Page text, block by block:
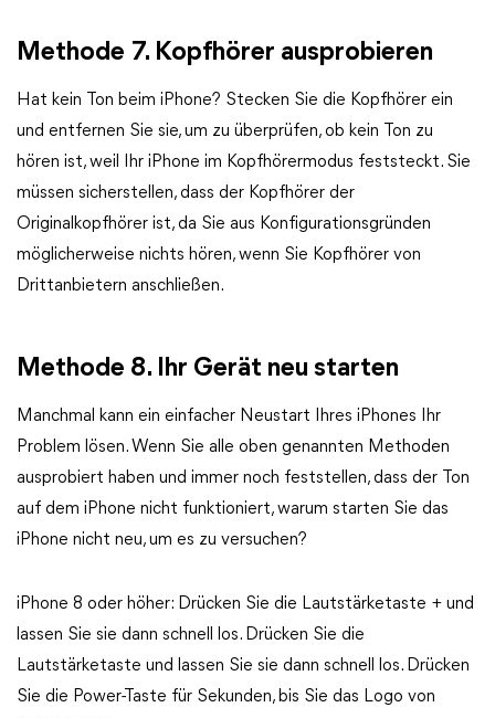
Methode 7. Kopfhörer ausprobieren
Hat kein Ton beim iPhone? Stecken Sie die Kopfhörer ein
und entfernen Sie sie, um zu überprüfen, ob kein Ton zu
hören ist, weil Ihr iPhone im Kopfhörermodus feststeckt. Sie
müssen sicherstellen, dass der Kopfhörer der
Originalkopfhörer ist, da Sie aus Konfigurationsgründen
möglicherweise nichts hören, wenn Sie Kopfhörer von
Drittanbietern anschließen.
Methode 8. Ihr Gerät neu starten
Manchmal kann ein einfacher Neustart Ihres iPhones Ihr
Problem lösen. Wenn Sie alle oben genannten Methoden
ausprobiert haben und immer noch feststellen, dass der Ton
auf dem iPhone nicht funktioniert, warum starten Sie das
iPhone nicht neu, um es zu versuchen?
iPhone 8 oder höher: Drücken Sie die Lautstärketaste + und
lassen Sie sie dann schnell los. Drücken Sie die
Lautstärketaste und lassen Sie sie dann schnell los. Drücken
Sie die Power-Taste für Sekunden, bis Sie das Logo von